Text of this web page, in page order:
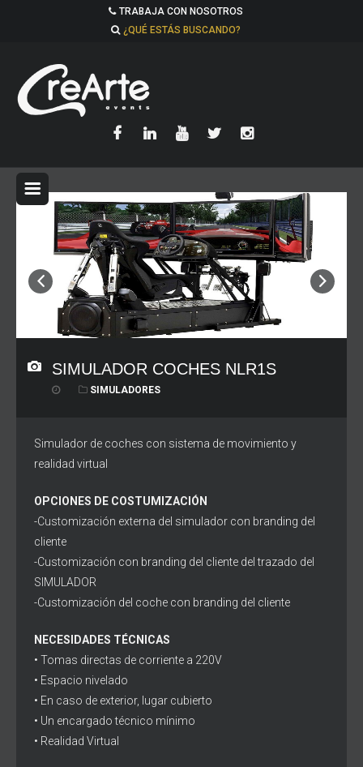
TRABAJA CON NOSOTROS
¿QUÉ ESTÁS BUSCANDO?
SIMULADOR COCHES NLR1S
SIMULADORES
Simulador de coches con sistema de movimiento y
realidad virtual
OPCIONES DE COSTUMIZACIÓN
-Customización externa del simulador con branding del
cliente
-Customización con branding del cliente del trazado del
SIMULADOR
-Customización del coche con branding del cliente
NECESIDADES TÉCNICAS
• Tomas directas de corriente a 220V
• Espacio nivelado
• En caso de exterior, lugar cubierto
• Un encargado técnico mínimo
• Realidad Virtual